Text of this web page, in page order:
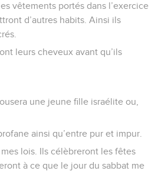
vêtements portés dans l’exercice
d’autres habits. Ainsi ils
leurs cheveux avant qu’ils
une jeune fille israélite ou,
ainsi qu’entre pur et impur.
lois. Ils célèbreront les fêtes
à ce que le jour du sabbat me